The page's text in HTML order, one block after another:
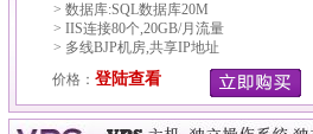
> 数据库:SQL数据库20M
> IIS连接80个,20GB/月流量
> 多线BJP机房,共享IP地址
价格： 登陆查看